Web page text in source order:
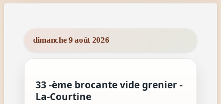
dimanche 9 août 2026
33 -ème brocante vide grenier -
La-Courtine